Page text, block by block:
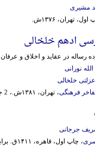
مشیری
تهران، ۱۳۷۶ش.
ادهم خلخالی
رساله در عقاید و اخلاق و عرفان
نورانی
خلخالی
فرهنگی، تهران، ۱۳۸۱ش.، 2 جلد
جرجانی
، چاپ اول، قاهره، ۱۴۱۱ق. برابر 1991م.